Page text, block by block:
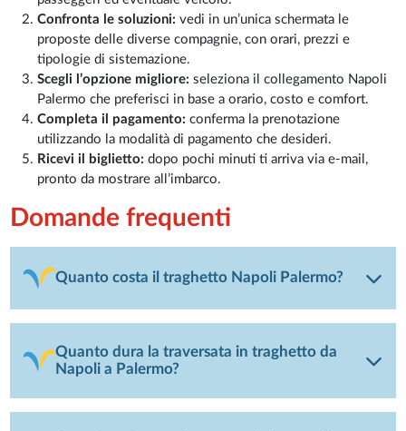
Confronta le soluzioni: vedi in un’unica schermata le
proposte delle diverse compagnie, con orari, prezzi e
tipologie di sistemazione.
Scegli l’opzione migliore: seleziona il collegamento Napoli
Palermo che preferisci in base a orario, costo e comfort.
Completa il pagamento: conferma la prenotazione
utilizzando la modalità di pagamento che desideri.
Ricevi il biglietto: dopo pochi minuti ti arriva via e-mail,
pronto da mostrare all’imbarco.
Domande frequenti
Quanto costa il traghetto Napoli Palermo?
Quanto dura la traversata in traghetto da
Napoli a Palermo?